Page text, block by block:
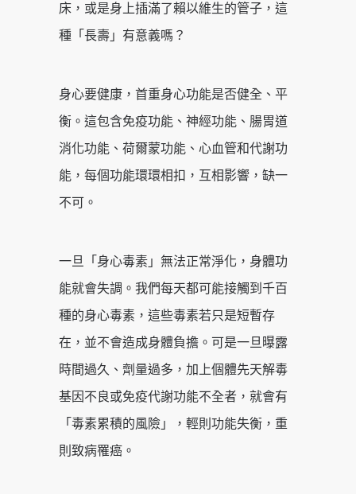
床，或是身上插滿了賴以維生的管子，這
種「長壽」有意義嗎？
身心要健康，首重身心功能是否健全、平
衡。這包含免疫功能、神經功能、腸胃道
消化功能、荷爾蒙功能、心血管和代謝功
能，每個功能環環相扣，互相影響，缺一
不可。
一旦「身心毒素」無法正常淨化，身體功
能就會失調。我們每天都可能接觸到千百
種的身心毒素，這些毒素若只是短暫存
在，並不會造成身體負擔。可是一旦曝露
時間過久、劑量過多，加上個體先天解毒
基因不良或免疫代謝功能不全者，就會有
「毒素累積的風險」，輕則功能失衡，重
則致病罹癌。